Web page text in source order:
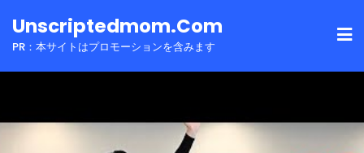
toUnscriptedmom.com
PR：本サイトはプロモーションを含みます